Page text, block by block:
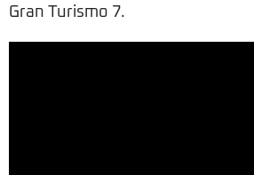
Gran Turismo 7.